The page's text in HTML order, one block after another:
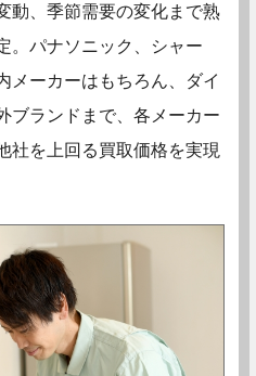
動、季節需要の変化まで熟
。パナソニック、シャー
メーカーはもちろん、ダイ
ブランドまで、各メーカー
社を上回る買取価格を実現